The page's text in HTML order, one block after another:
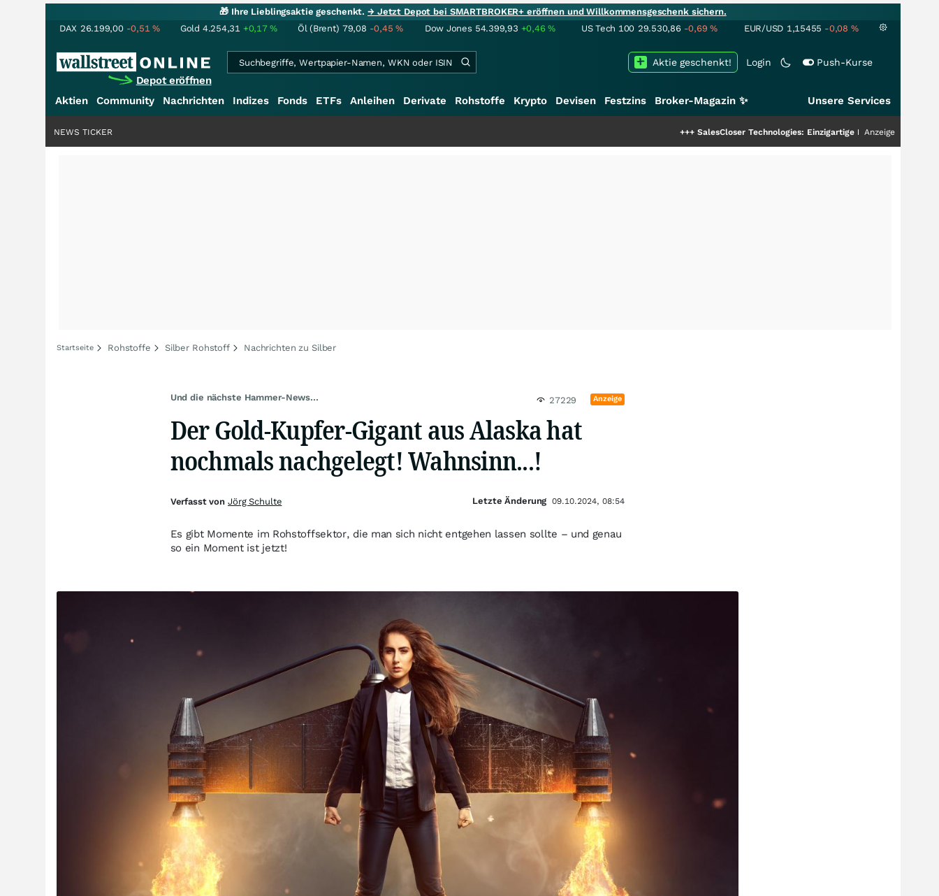
🎁 Ihre Lieblingsaktie geschenkt.→ Jetzt Depot bei SMARTBROKER+ eröffnen und Willkommensgeschenk sichern.
DAX 26.199,00 -0,51% Gold 4.254,31 +0,17% Öl (Brent) 79,08 -0,45% Dow Jones 54.399,93 +0,46% US Tech 100 29.530,86 -0,69% EUR/USD 1,15455 -0,08 %
Depot eröffnen
Login Push-Kurse
Aktie geschenkt!
Aktien Community Nachrichten Indizes Fonds ETFs Anleihen Derivate Rohstoffe Krypto Devisen Festzins Broker-Magazin ✨ Unsere Services
SalesCloser Technologies: Einzigartige Leistung zieht die Top-Dogs an!
Anzeige
NEWS TICKER
Startseite Rohstoffe Silber Rohstoff Nachrichten zu Silber
Und die nächste Hammer-News... 27229 Anzeige
Der Gold-Kupfer-Gigant aus Alaska hat
nochmals nachgelegt! Wahnsinn...!
Es gibt Momente im Rohstoffsektor, die man sich nicht entgehen lassen sollte – und genau
so ein Moment ist jetzt!
Verfasst von Jörg Schulte Letzte Änderung 09.10.2024, 08:54